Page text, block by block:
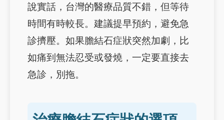
說實話，台灣的醫療品質不錯，但等待
時間有時較長。建議提早預約，避免急
診擠壓。如果膽結石症狀突然加劇，比
如痛到無法忍受或發燒，一定要直接去
急診，別拖。